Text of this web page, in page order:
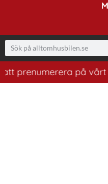
på vårt